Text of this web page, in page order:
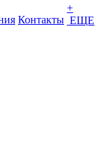
Контакты
+
ЕЩЕ